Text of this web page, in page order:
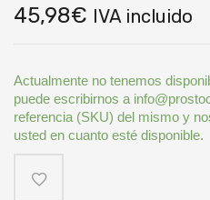
45,98€ IVA incluido
Actualmente no tenemos
puede escribirnos a
referencia (SKU) del mismo y
usted en cuanto esté disponible.